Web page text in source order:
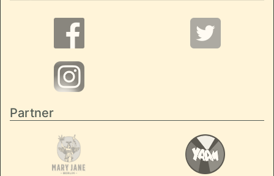
Partner